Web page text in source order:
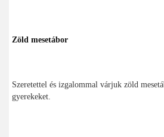
Zöld mesetábor
Szeretettel és izgalommal várjuk zöld
gyerekeket.